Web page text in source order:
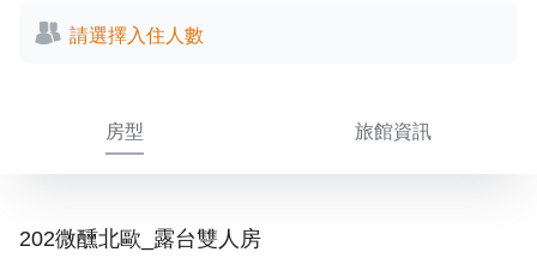
請選擇入住人數
房型 旅館資訊
202微醺北歐_露台雙人房